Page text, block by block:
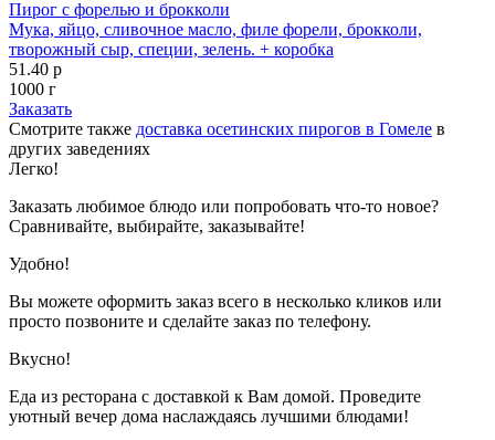
Пирог с форелью и брокколи
Мука, яйцо, сливочное масло, филе форели, брокколи,
творожный сыр, специи, зелень. + коробка
51.40 р
1000 г
Заказать
Смотрите также доставка осетинских пирогов в Гомеле в
других заведениях
Легко!
Заказать любимое блюдо или попробовать что-то новое?
Сравнивайте, выбирайте, заказывайте!
Удобно!
Вы можете оформить заказ всего в несколько кликов или
просто позвоните и сделайте заказ по телефону.
Вкусно!
Еда из ресторана с доставкой к Вам домой. Проведите
уютный вечер дома наслаждаясь лучшими блюдами!